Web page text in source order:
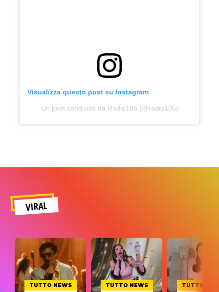
Visualizza questo post su Instagram
Un post condiviso da Radio105 (@radio105)
VIRAL
TUTTO NEWS TUTTO NEWS TUTTO